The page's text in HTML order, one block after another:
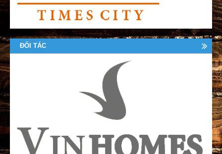
ĐỐI TÁC